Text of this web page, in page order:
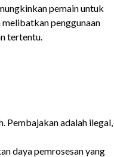
pemain untuk
penggunaan
tertentu.
Pembajakan adalah ilegal,
daya pemrosesan yang